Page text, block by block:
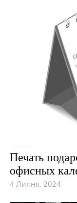
Печать
офисных
4 Липня, 2024